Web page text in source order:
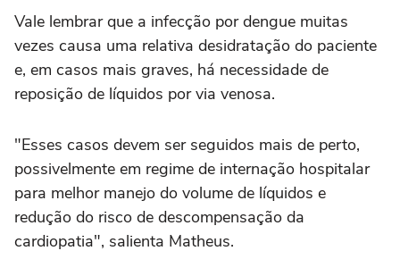
Vale lembrar que a infecção por dengue muitas
vezes causa uma relativa desidratação do paciente
e, em casos mais graves, há necessidade de
reposição de líquidos por via venosa.
"Esses casos devem ser seguidos mais de perto,
possivelmente em regime de internação hospitalar
para melhor manejo do volume de líquidos e
redução do risco de descompensação da
cardiopatia", salienta Matheus.